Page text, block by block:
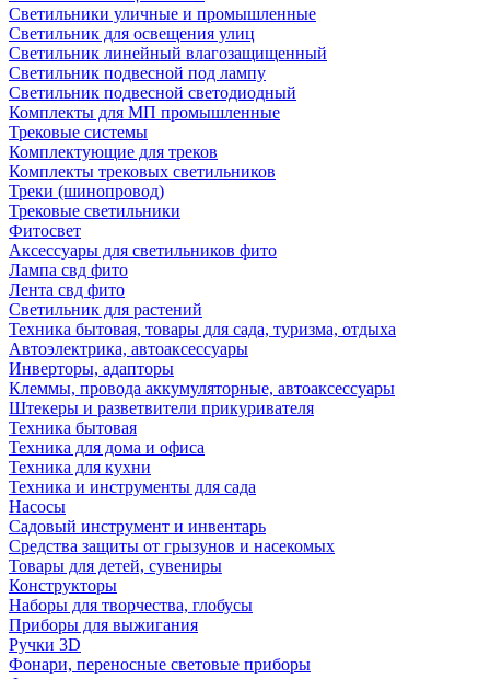
Светильники уличные и промышленные
Светильник для освещения улиц
Светильник линейный влагозащищенный
Светильник подвесной под лампу
Светильник подвесной светодиодный
Комплекты для МП промышленные
Трековые системы
Комплектующие для треков
Комплекты трековых светильников
Треки (шинопровод)
Трековые светильники
Фитосвет
Аксессуары для светильников фито
Лампа свд фито
Лента свд фито
Светильник для растений
Техника бытовая, товары для сада, туризма, отдыха
Автоэлектрика, автоаксессуары
Инверторы, адапторы
Клеммы, провода аккумуляторные, автоаксессуары
Штекеры и разветвители прикуривателя
Техника бытовая
Техника для дома и офиса
Техника для кухни
Техника и инструменты для сада
Насосы
Садовый инструмент и инвентарь
Средства защиты от грызунов и насекомых
Товары для детей, сувениры
Конструкторы
Наборы для творчества, глобусы
Приборы для выжигания
Ручки 3D
Фонари, переносные световые приборы